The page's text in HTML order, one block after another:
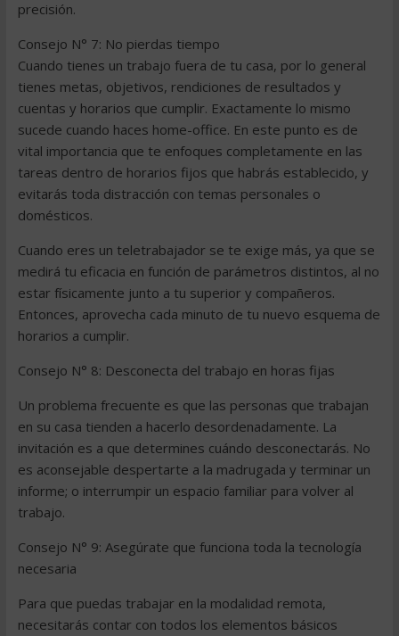
precisión.
Consejo N° 7: No pierdas tiempo
Cuando tienes un trabajo fuera de tu casa, por lo general
tienes metas, objetivos, rendiciones de resultados y
cuentas y horarios que cumplir. Exactamente lo mismo
sucede cuando haces home-office. En este punto es de
vital importancia que te enfoques completamente en las
tareas dentro de horarios fijos que habrás establecido, y
evitarás toda distracción con temas personales o
domésticos.
Cuando eres un teletrabajador se te exige más, ya que se
medirá tu eficacia en función de parámetros distintos, al no
estar físicamente junto a tu superior y compañeros.
Entonces, aprovecha cada minuto de tu nuevo esquema de
horarios a cumplir.
Consejo N° 8: Desconecta del trabajo en horas fijas
Un problema frecuente es que las personas que trabajan
en su casa tienden a hacerlo desordenadamente. La
invitación es a que determines cuándo desconectarás. No
es aconsejable despertarte a la madrugada y terminar un
informe; o interrumpir un espacio familiar para volver al
trabajo.
Consejo N° 9: Asegúrate que funciona toda la tecnología
necesaria
Para que puedas trabajar en la modalidad remota,
necesitarás contar con todos los elementos básicos